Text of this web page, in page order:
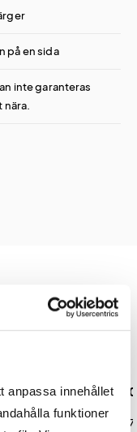
anpassa innehållet
funktioner
på en sida
inte garanteras
nära.
500 1000
8,17